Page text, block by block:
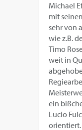
Michael
mit
sehr von
wie z.B.
Timo
weit in
ein
Lucio
orientiert.